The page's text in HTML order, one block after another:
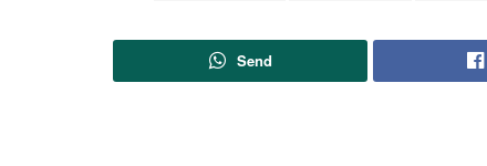
Send